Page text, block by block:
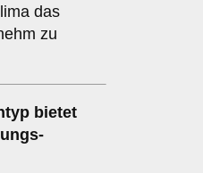
das
zu
bietet